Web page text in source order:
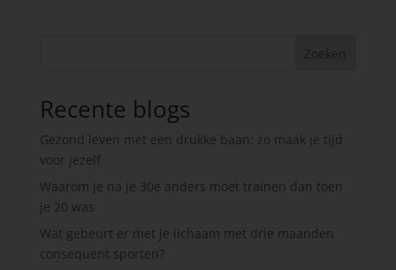
Zoeken
Recente blogs
Gezond leven met een drukke baan: zo maak je tijd
voor jezelf
Waarom je na je 30e anders moet trainen dan toen
je 20 was
Wat gebeurt er met je lichaam met drie maanden
consequent sporten?